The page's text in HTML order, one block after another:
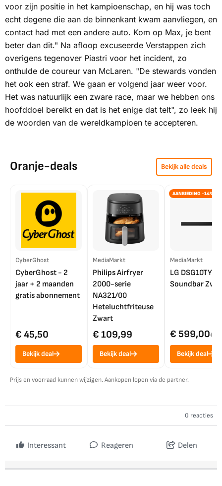
voor zijn positie in het kampioenschap, en hij was toch
echt degene die aan de binnenkant kwam aanvliegen, en
contact had met een andere auto. Kom op Max, je bent
beter dan dit." Na afloop excuseerde Verstappen zich
overigens tegenover Piastri voor het incident, zo
onthulde de coureur van McLaren. "De stewards vonden
het ook een straf. We gaan er volgend jaar weer voor.
Het was natuurlijk een zware race, maar we hebben ons
hoofddoel bereikt en dat is het enige dat telt", zo leek hij
de woorden van de wereldkampioen te accepteren.
Oranje-deals Bekijk alle deals
CyberGhost
CyberGhost - 2
jaar + 2 maanden
gratis abonnement
€ 45,50
Bekijk deal
MediaMarkt
Philips Airfryer
2000-serie
NA321/00
Heteluchtfriteuse
Zwart
€ 109,99
Bekijk deal
AANBIEDING -14%
MediaMarkt
LG DSG10TY
Soundbar
€ 599,00€
Bekijk deal
Prijs en voorraad kunnen wijzigen. Aankopen lopen via de partner.
0 reacties
Interessant Reageren Delen